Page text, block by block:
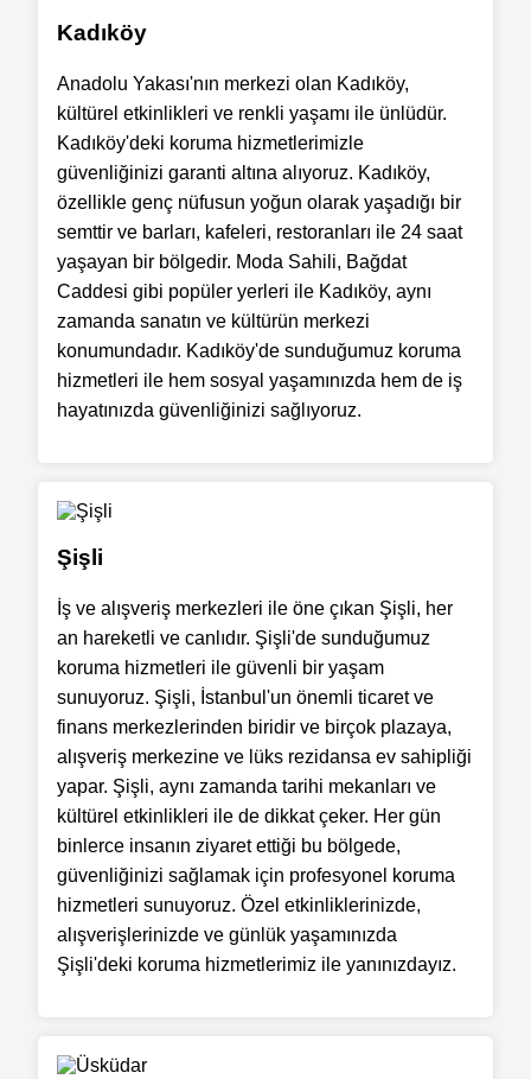
Kadıköy
Anadolu Yakası'nın merkezi olan Kadıköy,
kültürel etkinlikleri ve renkli yaşamı ile ünlüdür.
Kadıköy'deki koruma hizmetlerimizle
güvenliğinizi garanti altına alıyoruz. Kadıköy,
özellikle genç nüfusun yoğun olarak yaşadığı bir
semttir ve barları, kafeleri, restoranları ile 24 saat
yaşayan bir bölgedir. Moda Sahili, Bağdat
Caddesi gibi popüler yerleri ile Kadıköy, aynı
zamanda sanatın ve kültürün merkezi
konumundadır. Kadıköy'de sunduğumuz koruma
hizmetleri ile hem sosyal yaşamınızda hem de iş
hayatınızda güvenliğinizi sağlıyoruz.
Şişli
İş ve alışveriş merkezleri ile öne çıkan Şişli, her
an hareketli ve canlıdır. Şişli'de sunduğumuz
koruma hizmetleri ile güvenli bir yaşam
sunuyoruz. Şişli, İstanbul'un önemli ticaret ve
finans merkezlerinden biridir ve birçok plazaya,
alışveriş merkezine ve lüks rezidansa ev sahipliği
yapar. Şişli, aynı zamanda tarihi mekanları ve
kültürel etkinlikleri ile de dikkat çeker. Her gün
binlerce insanın ziyaret ettiği bu bölgede,
güvenliğinizi sağlamak için profesyonel koruma
hizmetleri sunuyoruz. Özel etkinliklerinizde,
alışverişlerinizde ve günlük yaşamınızda
Şişli'deki koruma hizmetlerimiz ile yanınızdayız.